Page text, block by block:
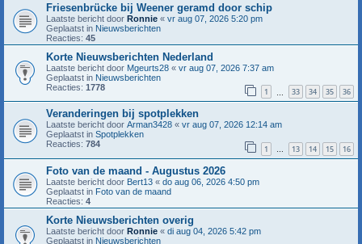
Friesenbrücke bij Weener geramd door schip
Laatste bericht door Ronnie « vr aug 07, 2026 5:20 pm
Geplaatst in Nieuwsberichten
Reacties: 45
Korte Nieuwsberichten Nederland
Laatste bericht door Mgeurts28 « vr aug 07, 2026 7:37 am
Geplaatst in Nieuwsberichten
Reacties: 1778 1 33 34 35 36
Veranderingen bij spotplekken
Laatste bericht door Arman3428 « vr aug 07, 2026 12:14 am
Geplaatst in Spotplekken
Reacties: 784 1 … 13 14 15 16
Foto van de maand - Augustus 2026
Laatste bericht door Bert13 « do aug 06, 2026 4:50 pm
Geplaatst in Foto van de maand
Reacties: 4
Korte Nieuwsberichten overig
Laatste bericht door Ronnie « di aug 04, 2026 5:42 pm
Geplaatst in Nieuwsberichten